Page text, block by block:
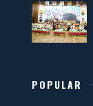
POPULAR